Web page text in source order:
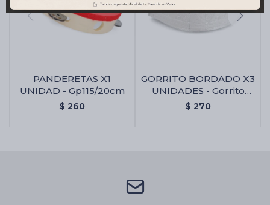
PANDERETAS X1
UNIDAD - Gp115/20cm
$ 260
GORRITO BORDADO X3
UNIDADES - Gorrito
Bordado X3 Unidades
$ 270